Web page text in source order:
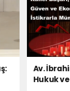
Av.
Hukuk